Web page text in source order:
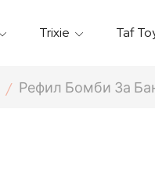
Trixie Taf
Рефил Бомби За